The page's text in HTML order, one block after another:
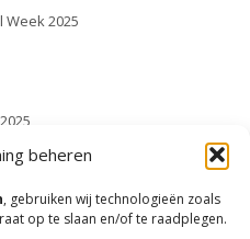
beheren
, gebruiken wij technologieën zoals
op te slaan en/of te raadplegen.
Week 2025